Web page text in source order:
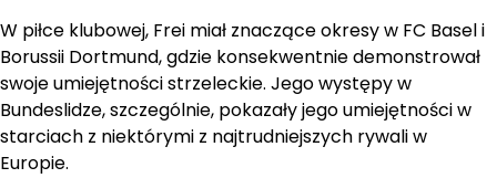
W piłce klubowej, Frei miał znaczące okresy w FC Basel i
Borussii Dortmund, gdzie konsekwentnie demonstrował
swoje umiejętności strzeleckie. Jego występy w
Bundeslidze, szczególnie, pokazały jego umiejętności w
starciach z niektórymi z najtrudniejszych rywali w
Europie.